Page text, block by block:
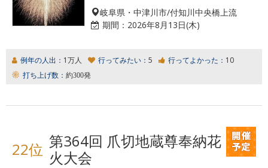
岐阜県・中津川市/付知川中央橋上流
期間： 2026年8月13日(木)
例年の人出： 1万人 行ってみたい： 5 行ってよかった： 10
打ち上げ数： 約300発
22位 第364回 爪切地蔵尊奉納花
火大会